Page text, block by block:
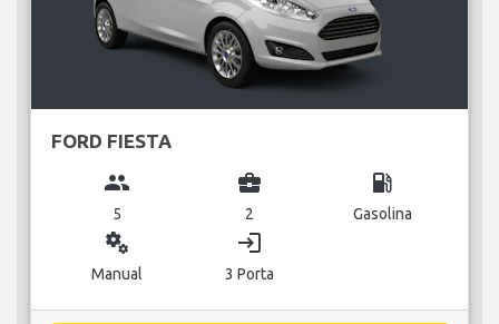
FORD FIESTA
group
5
business_center
2
local_gas_station
Gasolina
miscellaneous_services
Manual
login
3 Porta